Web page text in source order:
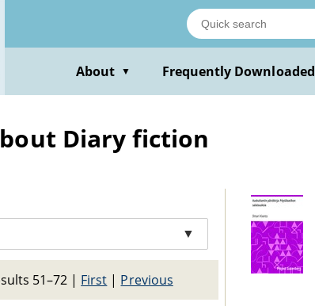
About ▼ Frequently Downloaded
Diary fiction
▼
51–72 | First | Previous